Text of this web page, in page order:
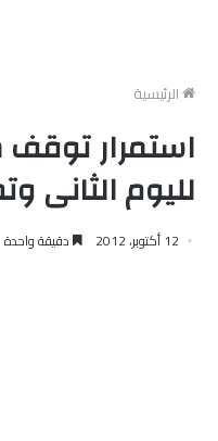
الرئيسية
استمرار توقف
لليوم الثانى
12 أكتوبر، 2012 دقيقة واحدة